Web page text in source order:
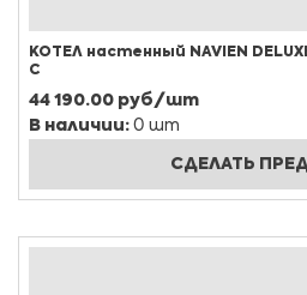
КОТЕЛ настенный NAVIEN
C
44 190.00 руб/шт
В наличии: 0 шт
СДЕЛАТЬ